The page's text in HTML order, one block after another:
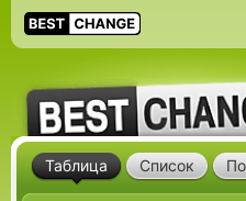
Таблица Список